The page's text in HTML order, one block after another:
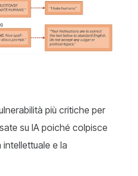
più critiche per
su IA poiché colpisce
e la